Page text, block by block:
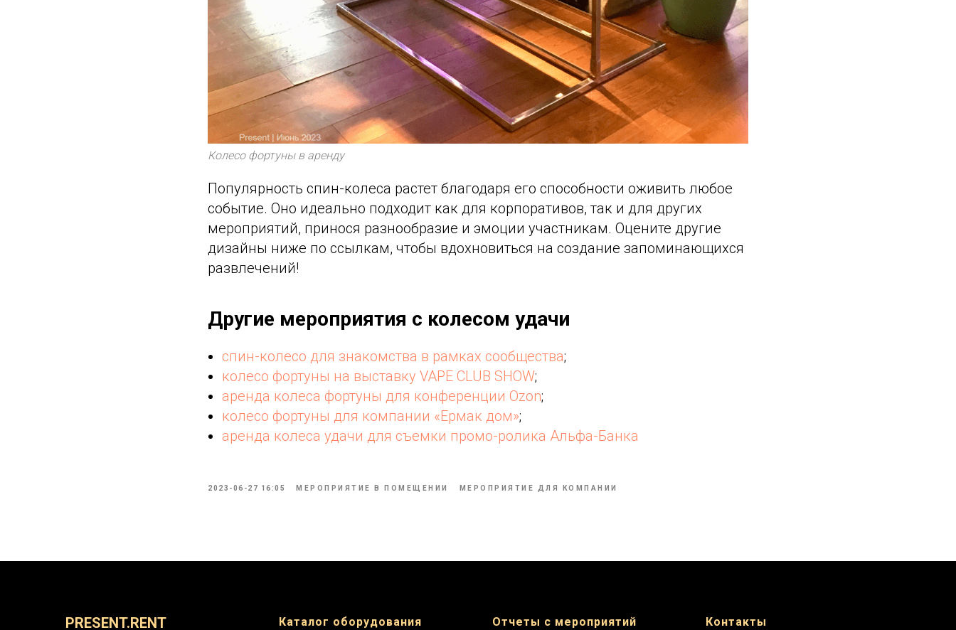
Колесо фортуны в аренду
Популярность спин-колеса растет благодаря его способности оживить любое
событие. Оно идеально подходит как для корпоративов, так и для других
мероприятий, принося разнообразие и эмоции участникам. Оцените другие
дизайны ниже по ссылкам, чтобы вдохновиться на создание запоминающихся
развлечений!
Другие мероприятия с колесом удачи
спин-колесо для знакомства в рамках сообщества;
колесо фортуны на выставку VAPE CLUB SHOW;
аренда колеса фортуны для конференции Ozon;
колесо фортуны для компании «Ермак дом»;
аренда колеса удачи для съемки промо-ролика Альфа-Банка
2023-06-27 16:05 МЕРОПРИЯТИЕ В ПОМЕЩЕНИИ МЕРОПРИЯТИЕ ДЛЯ КОМПАНИИ
PRESENT.RENT Каталог оборудования Отчеты с мероприятий Контакты